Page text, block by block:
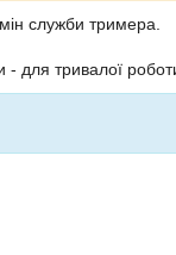
служби тримера.
- для тривалої